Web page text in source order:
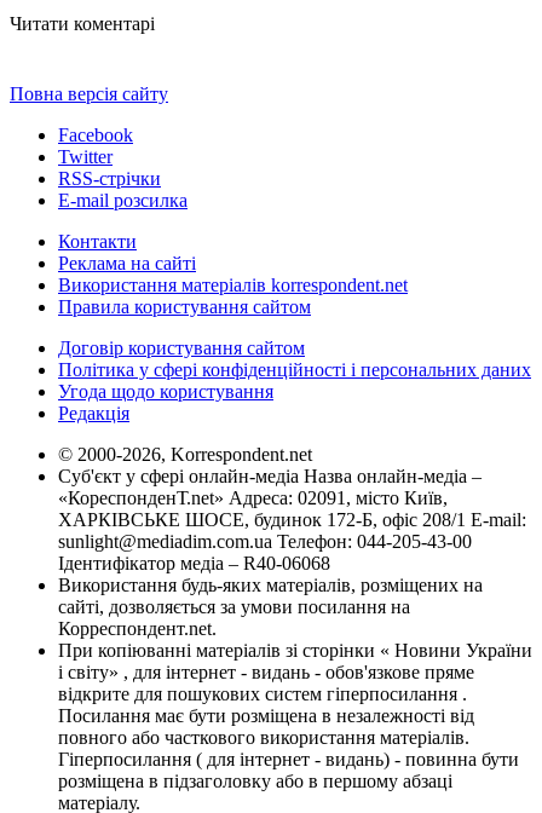
Читати коментарі
Повна версія сайту
Facebook
Twitter
RSS-стрічки
E-mail розсилка
Контакти
Реклама на сайті
Використання матеріалів korrespondent.net
Правила користування сайтом
Договір користування сайтом
Політика у сфері конфіденційності і персональних даних
Угода щодо користування
Редакція
© 2000-2026, Korrespondent.net
Суб'єкт у сфері онлайн-медіа Назва онлайн-медіа –
«КореспонденТ.net» Адреса: 02091, місто Київ,
ХАРКІВСЬКЕ ШОСЕ, будинок 172-Б, офіс 208/1 E-mail:
sunlight@mediadim.com.ua Телефон: 044-205-43-00
Ідентифікатор медіа – R40-06068
Використання будь-яких матеріалів, розміщених на
сайті, дозволяється за умови посилання на
Корреспондент.net.
При копіюванні матеріалів зі сторінки « Новини України
і світу» , для інтернет - видань - обов'язкове пряме
відкрите для пошукових систем гіперпосилання .
Посилання має бути розміщена в незалежності від
повного або часткового використання матеріалів.
Гіперпосилання ( для інтернет - видань) - повинна бути
розміщена в підзаголовку або в першому абзаці
матеріалу.